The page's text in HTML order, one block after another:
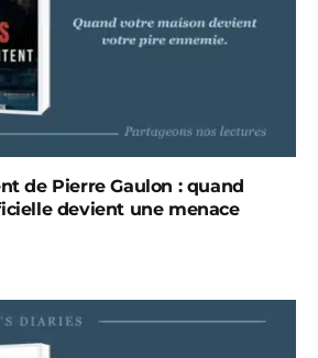
de Pierre Gaulon : quand
devient une menace